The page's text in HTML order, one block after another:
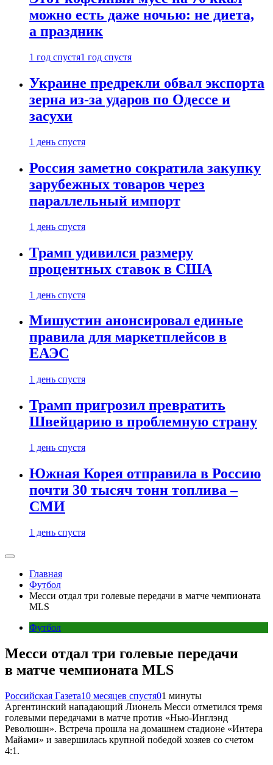
можно есть даже ночью: не диета,
а праздник
1 год спустя1 год спустя
Украине предрекли обвал экспорта
зерна из-за ударов по Одессе и
засухи
1 день спустя
Россия заметно сократила закупку
зарубежных товаров через
параллельный импорт
1 день спустя
Трамп удивился размеру
процентных ставок в США
1 день спустя
Мишустин анонсировал единые
правила для маркетплейсов в
ЕАЭС
1 день спустя
Трамп пригрозил превратить
Швейцарию в проблемную страну
1 день спустя
Южная Корея отправила в Россию
почти 30 тысяч тонн топлива –
СМИ
1 день спустя
Главная
Футбол
Месси отдал три голевые передачи в матче чемпионата
MLS
Футбол
Месси отдал три голевые передачи
в матче чемпионата MLS
Российская Газета10 месяцев спустя01 минуты
Аргентинский нападающий Лионель Месси отметился тремя
голевыми передачами в матче против «Нью-Инглэнд
Революшн». Встреча прошла на домашнем стадионе «Интера
Майами» и завершилась крупной победой хозяев со счетом
4:1.